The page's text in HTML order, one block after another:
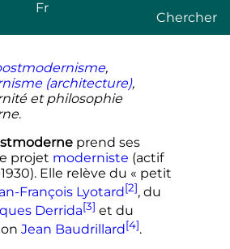
Fr
Chercher
,
(architecture),
et philosophie
.
prend ses
projet moderniste (actif
Elle relève du « petit
François Lyotard[2], du
Derrida[3] et du
Jean Baudrillard[4].